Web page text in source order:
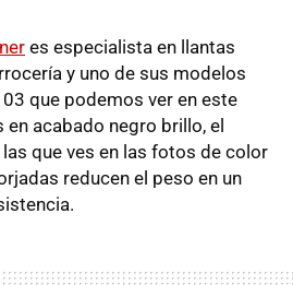
es especialista en llantas
y uno de sus modelos
que podemos ver en este
en acabado negro brillo, el
que ves en las fotos de color
reducen el peso en un